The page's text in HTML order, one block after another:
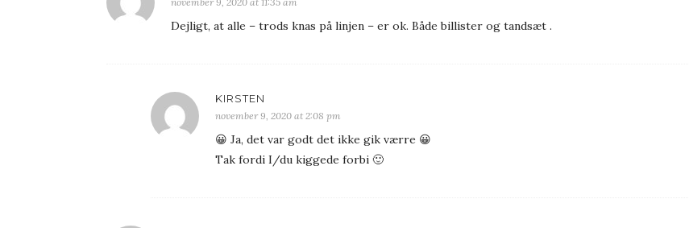
Dejligt, at alle – trods knas på linjen – er ok. Både billister og tandsæt .
KIRSTEN
november 9, 2020 at 2:08 pm
😀 Ja, det var godt det ikke gik værre 😀
Tak fordi I/du kiggede forbi 🙂